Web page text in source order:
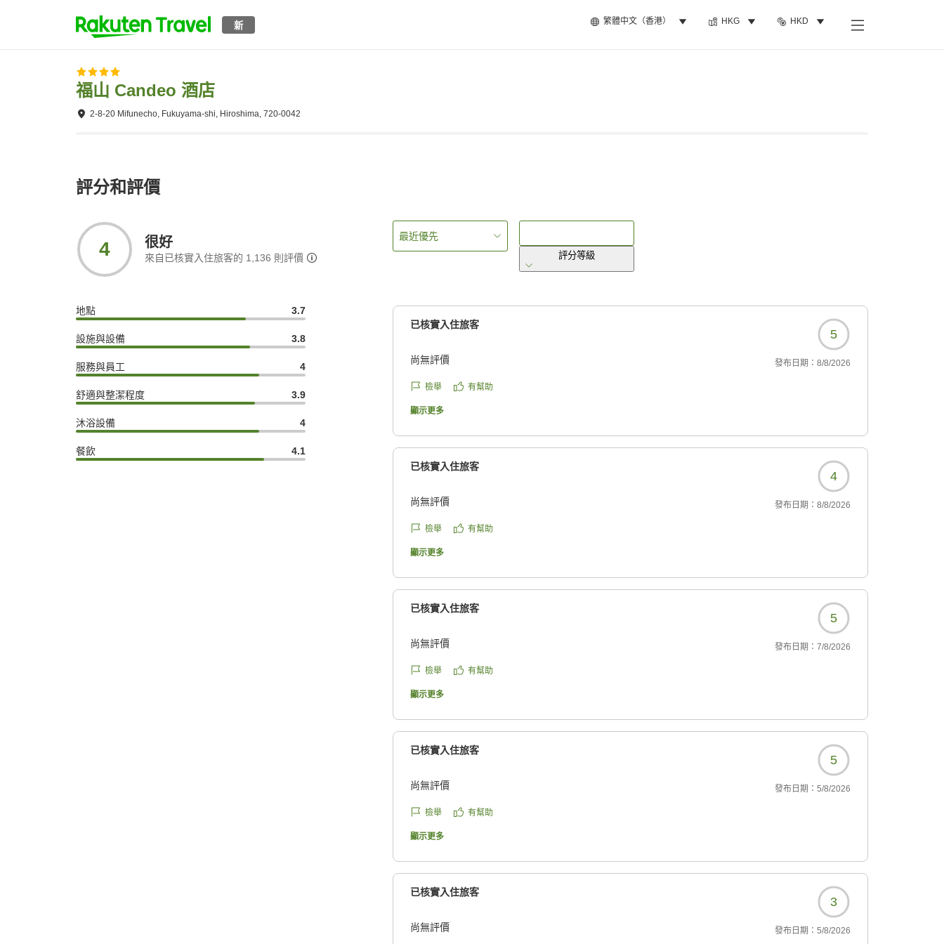
新 繁體中文（香港） HKG HKD
福山 Candeo 酒店
2-8-20 Mifunecho, Fukuyama-shi, Hiroshima, 720-0042
評分和評價
4 很好
來自已核實入住旅客的 1,136 則評價
地點 3.7
設施與設備 3.8
服務與員工 4
舒適與整潔程度 3.9
沐浴設備 4
餐飲 4.1
最近優先
評分等級
已核實入住旅客
5
尚無評價 發布日期： 8/8/2026
檢舉 有幫助
顯示更多
已核實入住旅客
4
尚無評價 發布日期： 8/8/2026
檢舉 有幫助
顯示更多
已核實入住旅客
5
尚無評價 發布日期： 7/8/2026
檢舉 有幫助
顯示更多
已核實入住旅客
5
尚無評價 發布日期： 5/8/2026
檢舉 有幫助
顯示更多
已核實入住旅客
3
尚無評價 發布日期： 5/8/2026